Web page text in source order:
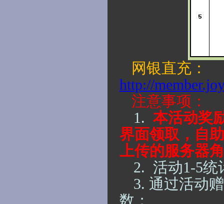
网银直充：
http://
注意事项：
1. 本活动奖
界面领取， 自
上传的服务器
2. 活动1-5统
3. 通过活动
数；